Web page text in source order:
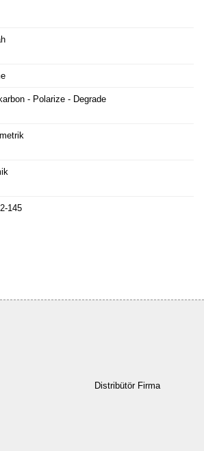
- Polarize - Degrade
145
Distribütör Firma